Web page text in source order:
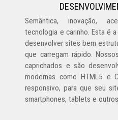
Semântica, inovação,
tecnologia e carinho. Esta é
desenvolver sites bem
que carregam rápido.
caprichados e são
modernas como HTML5 e
responsivo, para que seu
smartphones, tablets e